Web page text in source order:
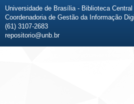
Universidade de Brasília - Biblioteca Central
Coordenadoria de Gestão da Informação
(61) 3107-2683
repositorio@unb.br